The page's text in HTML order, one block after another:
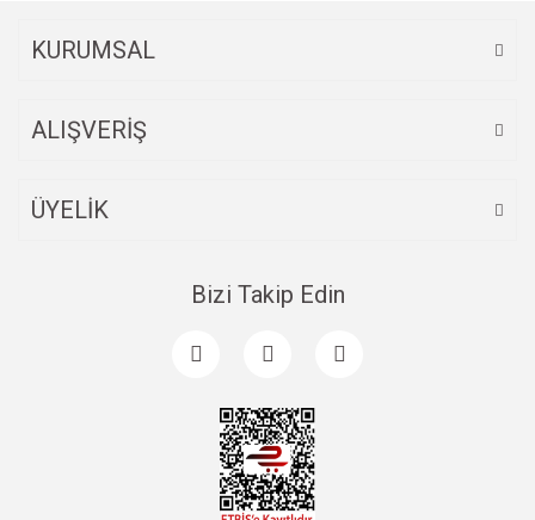
KURUMSAL
ALIŞVERİŞ
ÜYELİK
Bizi Takip Edin